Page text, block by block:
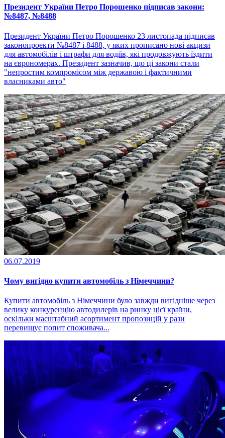
Президент України Петро Порошенко підписав закони:
№8487, №8488
Президент України Петро Порошенко 23 листопада підписав
законопроекти №8487 і 8488, у яких прописано нові акцизи
для автомобілів і штрафи для водіїв, які продовжують їздити
на єврономерах. Президент зазначив, що ці закони стали
"непростим компромісом між державою і фактичними
власниками авто"
06.07.2019
Чому вигідно купити автомобіль з Німеччини?
Купити автомобіль з Німеччини було завжди вигідніше через
велику конкуренцію автодилерів на ринку цієї країни,
оскільки масштабний асортимент пропозицій у рази
перевищує попит споживача...